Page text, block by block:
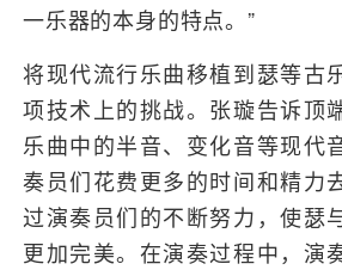
一乐器的本身的特点。”
将现代流行乐曲移植到瑟等古
项技术上的挑战。张璇告诉顶
乐曲中的半音、变化音等现代
奏员们花费更多的时间和精力
过演奏员们的不断努力，使瑟
更加完美。在演奏过程中，演